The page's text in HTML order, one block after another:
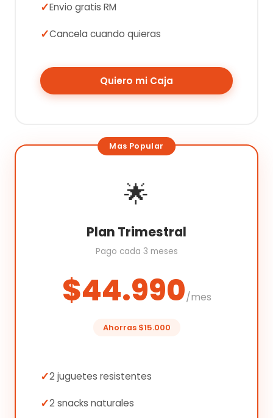
Envio gratis RM
Cancela cuando quieras
Quiero mi Caja
🌟
Plan Trimestral
Pago cada 3 meses
$44.990/mes
Ahorras $15.000
2 juguetes resistentes
2 snacks naturales